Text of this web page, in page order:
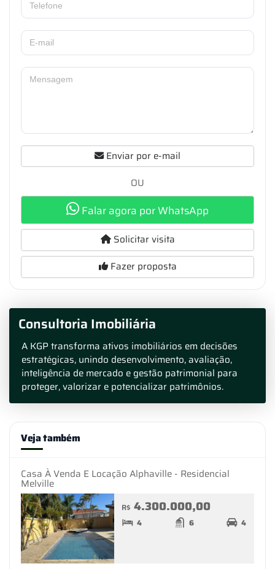
Enviar por e-mail
OU
Falar agora por WhatsApp
Solicitar visita
Fazer proposta
Consultoria Imobiliária
A KGP transforma ativos imobiliários em decisões
estratégicas, unindo desenvolvimento, avaliação,
inteligência de mercado e gestão patrimonial para
proteger, valorizar e potencializar patrimônios.
Veja também
Casa À Venda E Locação Alphaville - Residencial
Melville
R$ 4.300.000,00
4 6 4